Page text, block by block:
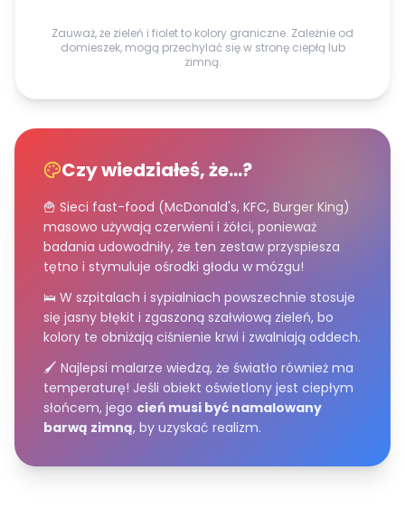
Zauważ, że zieleń i fiolet to kolory graniczne. Zależnie od
domieszek, mogą przechylać się w stronę ciepłą lub
zimną.
Czy wiedziałeś, że...?
🍟 Sieci fast-food (McDonald's, KFC, Burger King)
masowo używają czerwieni i żółci, ponieważ
badania udowodniły, że ten zestaw przyspiesza
tętno i stymuluje ośrodki głodu w mózgu!
🛌 W szpitalach i sypialniach powszechnie stosuje
się jasny błękit i zgaszoną szałwiową zieleń, bo
kolory te obniżają ciśnienie krwi i zwalniają oddech.
🖌️ Najlepsi malarze wiedzą, że światło również ma
temperaturę! Jeśli obiekt oświetlony jest ciepłym
słońcem, jego cień musi być namalowany
barwą zimną, by uzyskać realizm.